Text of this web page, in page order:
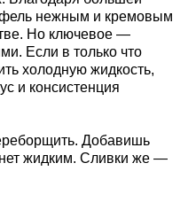
нежным и кремовым
Но ключевое —
Если в только что
холодную жидкость,
и консистенция
Добавишь
жидким. Сливки же —